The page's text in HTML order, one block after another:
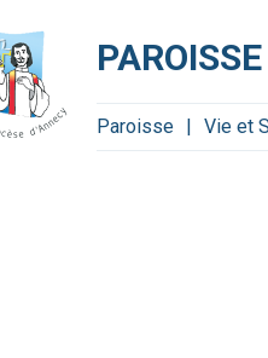
Paroisse Vie et